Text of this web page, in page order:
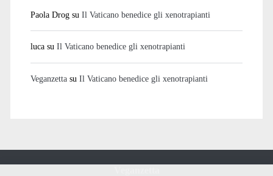
Paola Drogsu Il Vaticano benedice gli xenotrapianti
lucasu Il Vaticano benedice gli xenotrapianti
Veganzettasu Il Vaticano benedice gli xenotrapianti